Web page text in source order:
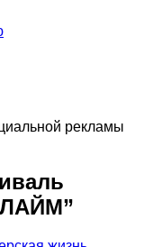
рекламы